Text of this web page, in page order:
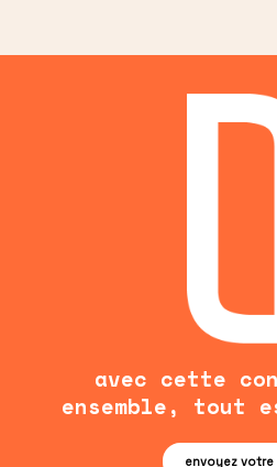
avec cette
ensemble, tout
envoyez votre